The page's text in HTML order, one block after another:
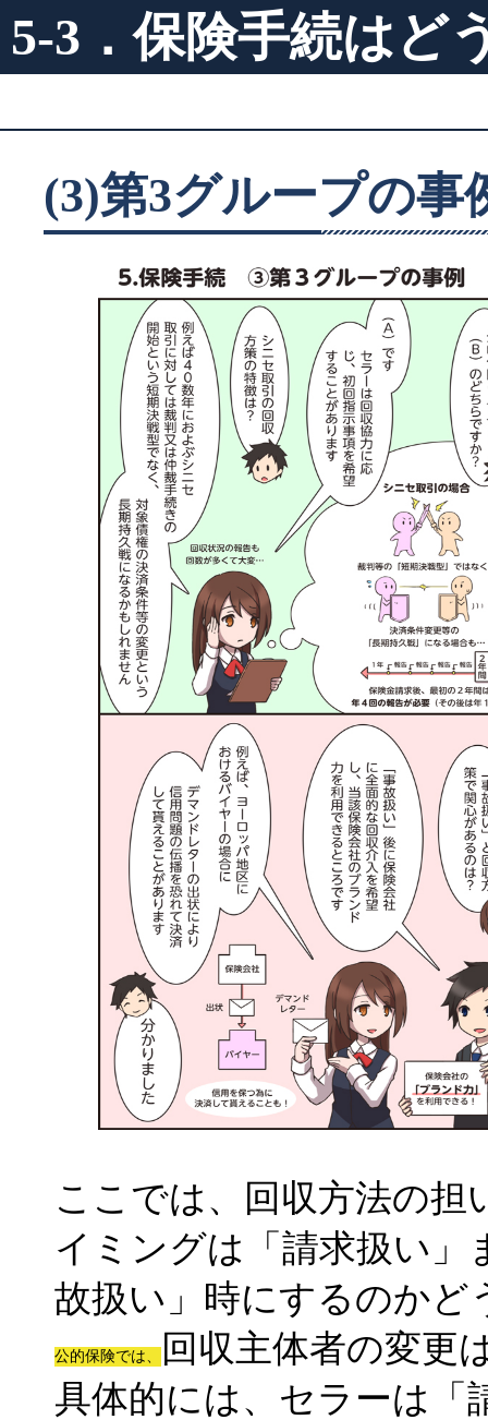
5-3．保険手続はど
(3)第3グループの事
ここでは、回収方法の
イミングは「請求扱い
故扱い」時にするのかど
公的保険では、
回収主体者の変更
具体的には、セラーは「